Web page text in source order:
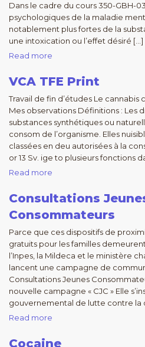
Dans le cadre du cours 350-GBH-
psychologiques de la maladie
notablement plus fortes de la
une intoxication ou l’effet désiré […]
Read more
VCA TFE Print
Travail de fin d’études Le cannabis
Mes observations Définitions : Les
substances synthétiques ou
consom de l’organisme. Elles
classées en deu autorisées à la
or 13 Sv. ige to plusieurs fonctions
Read more
Consultations
Consommateurs
Parce que ces dispositifs de
gratuits pour les familles
l’Inpes, la Mildeca et le ministère
lancent une campagne de
Consultations Jeunes
nouvelle campagne « CJC » Elle
gouvernemental de lutte contre la
Read more
Cocaine